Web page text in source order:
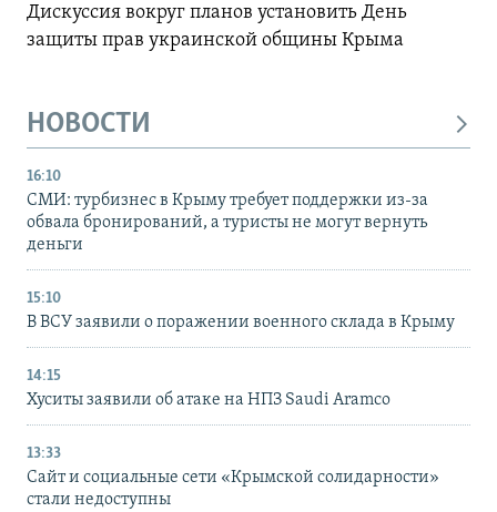
Дискуссия вокруг планов установить День
защиты прав украинской общины Крыма
НОВОСТИ
16:10
СМИ: турбизнес в Крыму требует поддержки из-за
обвала бронирований, а туристы не могут вернуть
деньги
15:10
В ВСУ заявили о поражении военного склада в Крыму
14:15
Хуситы заявили об атаке на НПЗ Saudi Aramco
13:33
Сайт и социальные сети «Крымской солидарности»
стали недоступны